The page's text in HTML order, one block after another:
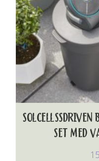
SET MED